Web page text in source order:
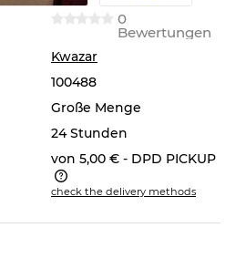
0
Bewertungen
Kwazar
100488
Große Menge
24 Stunden
von 5,00 € - DPD PICKUP
any possible payment
check the delivery methods